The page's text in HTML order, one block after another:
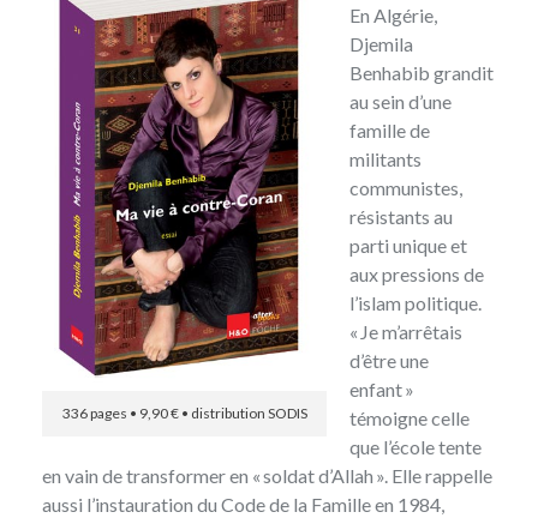
336 pages • 9,90 € • distribution SODIS
En Algérie,
Djemila
Benhabib grandit
au sein d’une
famille de
militants
communistes,
résistants au
parti unique et
aux pressions de
l’islam politique.
« Je m’arrêtais
d’être une
enfant »
témoigne celle
que l’école tente
en vain de transformer en « soldat d’Allah ». Elle rappelle
aussi l’instauration du Code de la Famille en 1984,